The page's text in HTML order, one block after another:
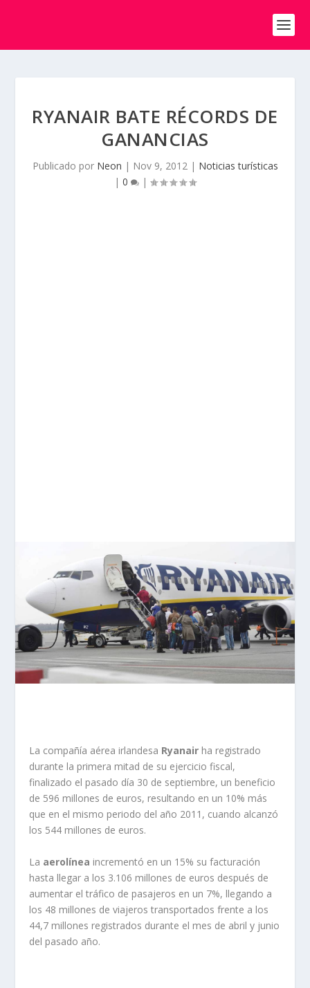
RYANAIR BATE RÉCORDS DE
GANANCIAS
Publicado por Neon | Nov 9, 2012| Noticias turísticas
| 0 |
La compañía aérea irlandesa Ryanair ha registrado
durante la primera mitad de su ejercicio fiscal,
finalizado el pasado día 30 de septiembre, un beneficio
de 596 millones de euros, resultando en un 10% más
que en el mismo periodo del año 2011, cuando alcanzó
los 544 millones de euros.
La aerolínea incrementó en un 15% su facturación
hasta llegar a los 3.106 millones de euros después de
aumentar el tráfico de pasajeros en un 7%, llegando a
los 48 millones de viajeros transportados frente a los
44,7 millones registrados durante el mes de abril y junio
del pasado año.